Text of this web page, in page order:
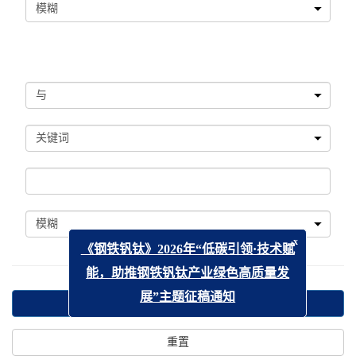
搜索
重置
x
《钢铁钒钛》2026年“低碳引领·技术赋
能，助推钢铁钒钛产业绿色高质量发
展”主题征稿通知